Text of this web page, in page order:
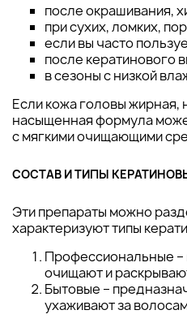
после окрашивания,
при сухих, ломких,
если вы часто
после кератинового
в сезоны с низкой
Если кожа головы жирная,
насыщенная формула
с мягкими очищающими
СОСТАВ И ТИПЫ
Эти препараты можно
характеризуют типы
Профессиональные –
очищают и
Бытовые –
ухаживают за